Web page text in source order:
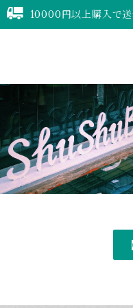
10000円以上購入で